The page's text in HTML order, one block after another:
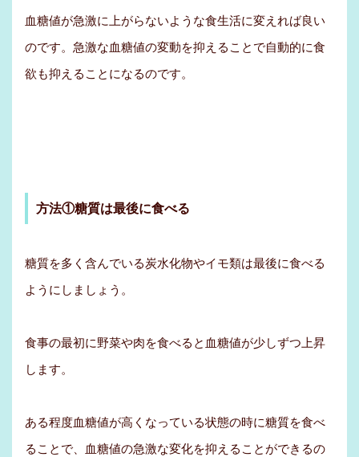
血糖値が急激に上がらないような食生活に変えれば良い
のです。急激な血糖値の変動を抑えることで自動的に食
欲も抑えることになるのです。
方法①糖質は最後に食べる
糖質を多く含んでいる炭水化物やイモ類は最後に食べる
ようにしましょう。
食事の最初に野菜や肉を食べると血糖値が少しずつ上昇
します。
ある程度血糖値が高くなっている状態の時に糖質を食べ
ることで、血糖値の急激な変化を抑えることができるの